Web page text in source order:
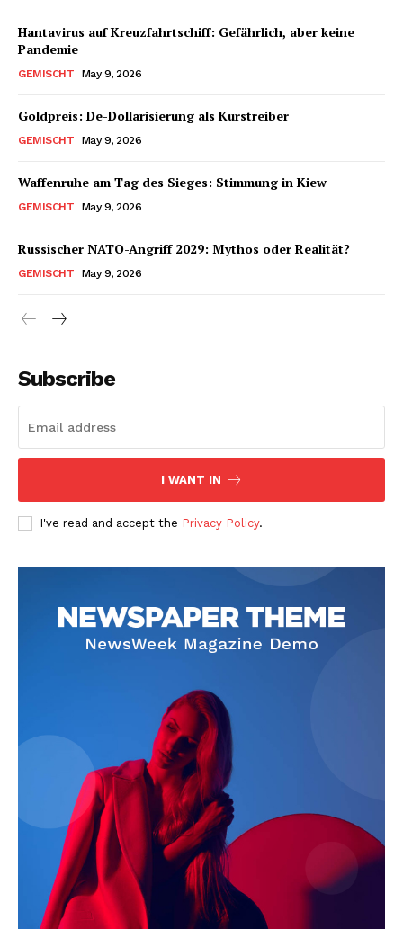
Hantavirus auf Kreuzfahrtschiff: Gefährlich, aber keine
Pandemie
GEMISCHT May 9, 2026
Goldpreis: De-Dollarisierung als Kurstreiber
GEMISCHT May 9, 2026
Waffenruhe am Tag des Sieges: Stimmung in Kiew
GEMISCHT May 9, 2026
Russischer NATO-Angriff 2029: Mythos oder Realität?
GEMISCHT May 9, 2026
Subscribe
I WANT IN
I've read and accept the Privacy Policy.